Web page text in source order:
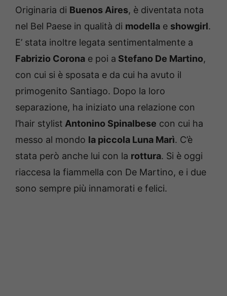
Originaria di Buenos Aires, è diventata nota
nel Bel Paese in qualità di modella e showgirl.
E’ stata inoltre legata sentimentalmente a
Fabrizio Corona e poi a Stefano De Martino,
con cui si è sposata e da cui ha avuto il
primogenito Santiago. Dopo la loro
separazione, ha iniziato una relazione con
l’hair stylist Antonino Spinalbese con cui ha
messo al mondo la piccola Luna Marì. C’è
stata però anche lui con la rottura. Si è oggi
riaccesa la fiammella con De Martino, e i due
sono sempre più innamorati e felici.